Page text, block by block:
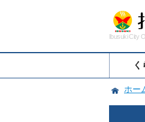
Ibusuki City
ホー